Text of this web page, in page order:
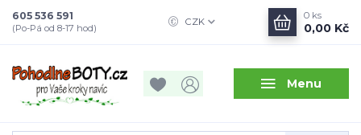
Menu
CZK
605 536 591
(Po-Pá od 8-17 hod)
0 ks
0,00 Kč